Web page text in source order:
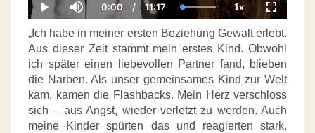
Play Mute
Current
Time
0:00 / Duration
11:17 Loaded
100.00%
1xPlayback
Rate
„Ich habe in meiner ersten Beziehung Gewalt erlebt.
Aus dieser Zeit stammt mein erstes Kind. Obwohl
ich später einen liebevollen Partner fand, blieben
die Narben. Als unser gemeinsames Kind zur Welt
kam, kamen die Flashbacks. Mein Herz verschloss
sich – aus Angst, wieder verletzt zu werden. Auch
meine Kinder spürten das und reagierten stark.